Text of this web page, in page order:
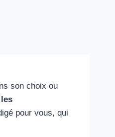
son choix ou
pour vous, qui